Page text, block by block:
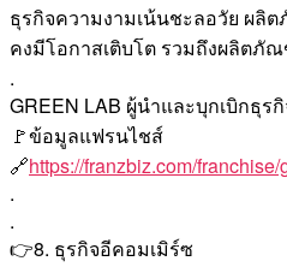
ธุรกิจความงามเน้นชะลอวัย ผลิ
คงมีโอกาสเติบโต รวมถึงผลิต
.
GREEN LAB ผู้นำและบุกเบิกธุร
🚩ข้อมูลแฟรนไชส์
🔗https://franzbiz.com/
.
.
👉8. ธุรกิจอีคอมเมิร์ซ